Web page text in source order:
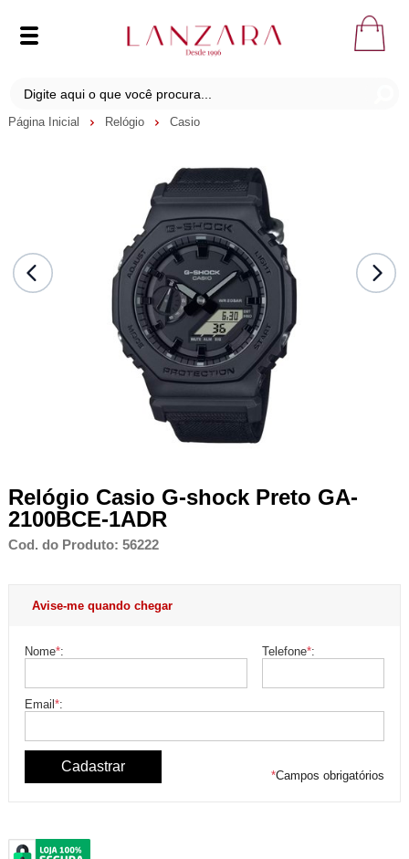
Página Inicial Relógio Casio
Relógio Casio G-shock Preto GA-
2100BCE-1ADR
Cod. do Produto: 56222
Avise-me quando chegar
Nome*: Telefone*:
Email*:
*Campos obrigatórios